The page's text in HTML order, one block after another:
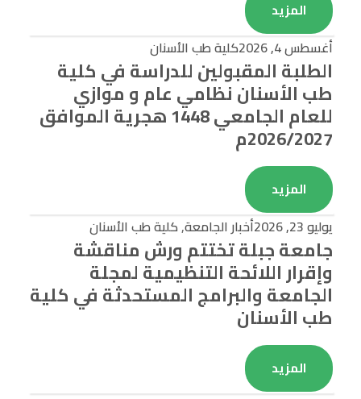
المزيد
أغسطس 4, 2026 كلية طب الأسنان
الطلبة المقبولين للدراسة في كلية
طب الأسنان نظامي عام و موازي
للعام الجامعي 1448 هجرية الموافق
2026/2027م
المزيد
يوليو 23, 2026 أخبار الجامعة,كلية طب الأسنان
جامعة جبلة تختتم ورش مناقشة
وإقرار اللائحة التنظيمية لمجلة
الجامعة والبرامج المستحدثة في كلية
طب الأسنان
المزيد